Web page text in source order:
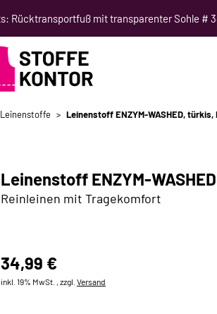
Rücktransportfuß mit transparenter Sohle #
NÄHKURSE
Leinenstoff ENZYM-WASHED, türkis,
Leinenstoff ENZYM-
Reinleinen mit Tragekomfort
34,99 €
inkl. 19% MwSt. , zzgl. Versand